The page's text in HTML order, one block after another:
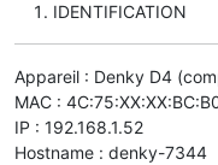
IDENTIFICATION
Appareil : Denky D4
MAC :
IP : 192.168.1.52
Hostname : denky-7344